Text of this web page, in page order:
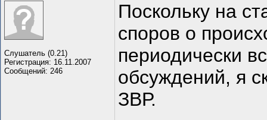
Слушатель (0.21)
Регистрация: 16.11.2007
Сообщений: 246
Поскольку на
споров о
периодически
обсуждений, я
ЗВР.